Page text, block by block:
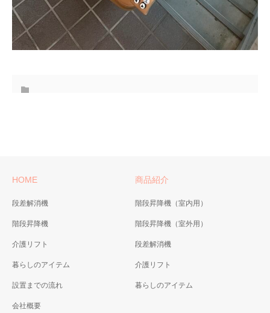
HOME
段差解消機
階段昇降機
介護リフト
暮らしのアイテム
設置までの流れ
会社概要
商品紹介
階段昇降機（室内用）
階段昇降機（室外用）
段差解消機
介護リフト
暮らしのアイテム